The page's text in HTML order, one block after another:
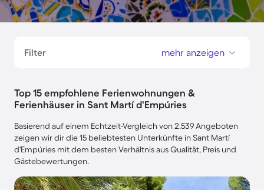
Filter mehr anzeigen
Top 15 empfohlene Ferienwohnungen &
Ferienhäuser in Sant Martí d'Empúries
Basierend auf einem Echtzeit-Vergleich von 2.539 Angeboten
zeigen wir dir die 15 beliebtesten Unterkünfte in Sant Martí
d'Empúries mit dem besten Verhältnis aus Qualität, Preis und
Gästebewertungen.